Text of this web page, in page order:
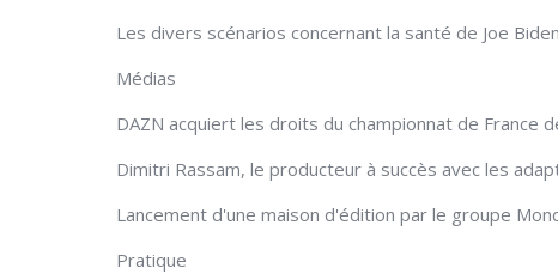
Les divers scénarios concernant la santé de Joe
Médias
DAZN acquiert les droits du championnat de France
Dimitri Rassam, le producteur à succès avec les
Lancement d'une maison d'édition par le groupe
Pratique